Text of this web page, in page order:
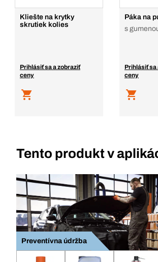
Kliešte na krytky
skrutiek kolies
Prihlásiť sa a zobraziť
ceny
Páka na
s
Prihlásiť sa
ceny
Tento produkt v
Preventívna údržba